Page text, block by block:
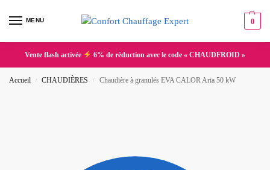
MENU 0
Vente flash activée 6% de réduction avec le code « CHAUDFROID »
Accueil / CHAUDIÈRES / Chaudière à granulés EVA CALOR Aria 50 kW